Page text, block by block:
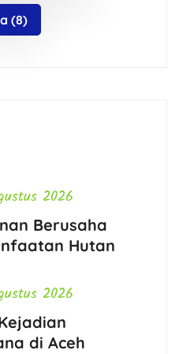
(8)
2026
Berusaha
Hutan
2026
di Aceh